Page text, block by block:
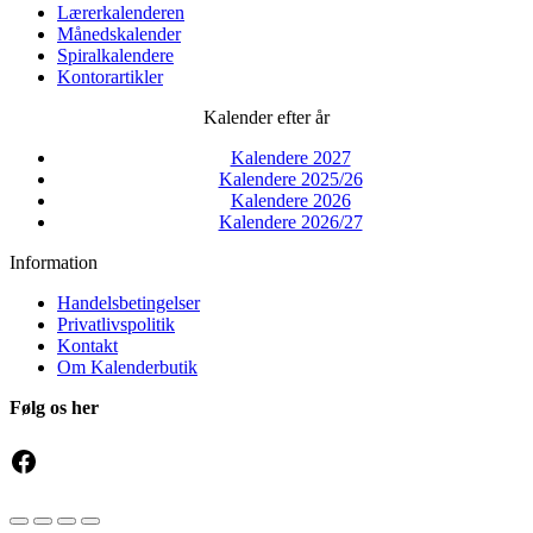
Lærerkalenderen
Månedskalender
Spiralkalendere
Kontorartikler
Kalender efter år
Kalendere 2027
Kalendere 2025/26
Kalendere 2026
Kalendere 2026/27
Information
Handelsbetingelser
Privatlivspolitik
Kontakt
Om Kalenderbutik
Følg os her
Facebook